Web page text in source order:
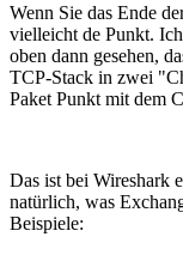
Wenn Sie das Ende
vielleicht de Punkt.
oben dann gesehen,
TCP-Stack in zwei
Paket Punkt mit dem
Das ist bei Wireshark
natürlich, was
Beispiele: